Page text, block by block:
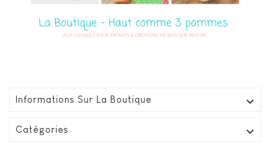
Informations Sur La Boutique 
Catégories 